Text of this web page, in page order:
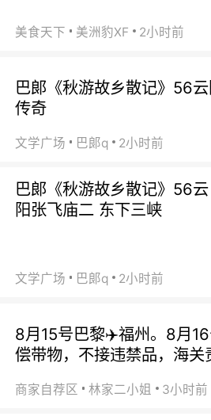
美食天下 美洲豹XF 2小时前
巴郞《秋游故乡散记》56
传奇
文学广场 巴郞q 2小时前
巴郞《秋游故乡散记》56云
阳张飞庙二 东下三峡
文学广场 巴郞q 2小时前
8月15号巴黎✈️福州。8月
偿带物，不接违禁品，海关
商家自荐区 林家二小姐 3小时前